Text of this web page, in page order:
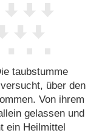
taubstumme
über den
Von ihrem
gelassen und
ein Heilmittel